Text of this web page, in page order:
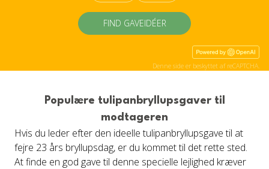
FIND GAVEIDÉER
Denne side er beskyttet af reCAPTCHA.
Populære tulipanbryllupsgaver til
modtageren
Hvis du leder efter den ideelle tulipanbryllupsgave til at
fejre 23 års bryllupsdag, er du kommet til det rette sted.
At finde en god gave til denne specielle lejlighed kræver